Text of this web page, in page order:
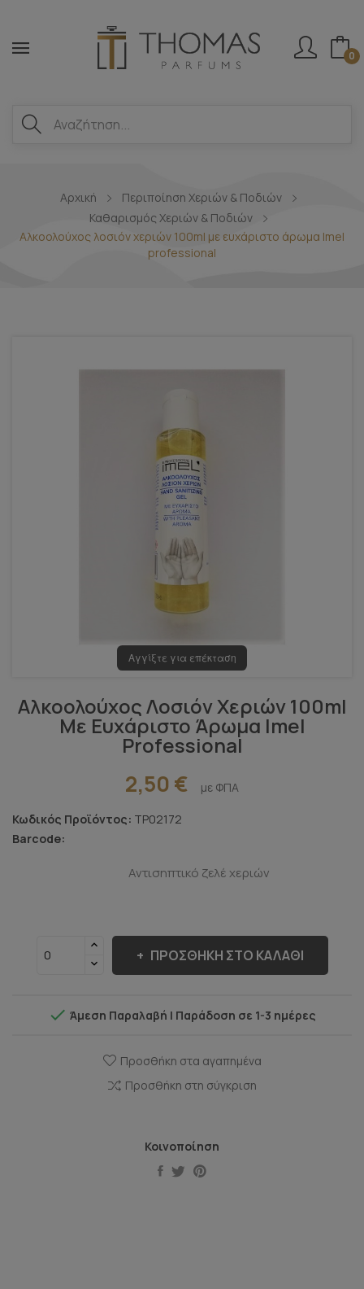
0
Αρχική
Περιποίηση Χεριών & Ποδιών
Καθαρισμός Χεριών & Ποδιών
Αλκοολούχος λοσιόν χεριών 100ml με ευχάριστο άρωμα Imel
professional
Αγγίξτε για επέκταση
Αλκοολούχος Λοσιόν Χεριών 100ml
Με Ευχάριστο Άρωμα Imel
Professional
2,50 € με ΦΠΑ
Κωδικός Προϊόντος: TP02172
Barcode:
Αντισηπτικό ζελέ χεριών
ΠΡΟΣΘΉΚΗ ΣΤΟ ΚΑΛΆΘΙ
 Άμεση Παραλαβή | Παράδοση σε 1-3 ημέρες
Προσθήκη στα αγαπημένα
Προσθήκη στη σύγκριση
Κοινοποίηση